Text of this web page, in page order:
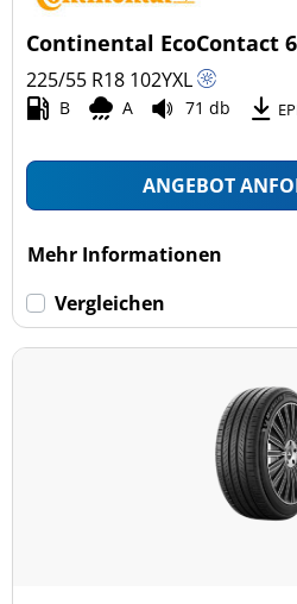
Continental EcoContact 6
225/55 R18 102YXL
B A 71 db
ANGEBOT
Mehr Informationen
Vergleichen